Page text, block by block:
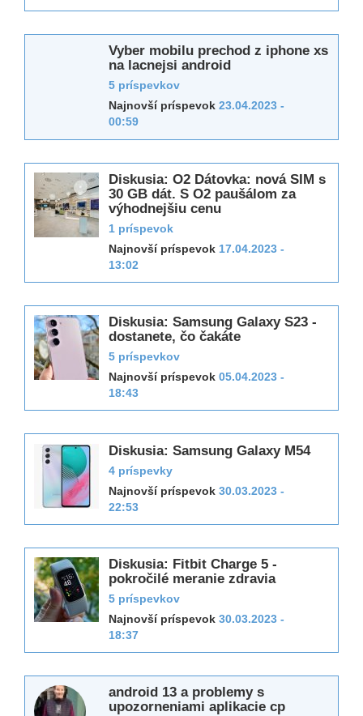
Vyber mobilu prechod z iphone xs
na lacnejsi android
5 príspevkov
Najnovší príspevok23.04.2023 -
00:59
Diskusia: O2 Dátovka: nová SIM s
30 GB dát. S O2 paušálom za
výhodnejšiu cenu
1 príspevok
Najnovší príspevok 17.04.2023 -
13:02
Diskusia: Samsung Galaxy S23 -
dostanete, čo čakáte
5 príspevkov
Najnovší príspevok05.04.2023 -
18:43
Diskusia: Samsung Galaxy M54
4 príspevky
Najnovší príspevok30.03.2023 -
22:53
Diskusia: Fitbit Charge 5 -
pokročilé meranie zdravia
5 príspevkov
Najnovší príspevok30.03.2023 -
18:37
android 13 a problemy s
upozorneniami aplikacie cp